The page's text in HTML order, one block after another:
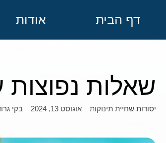
דף הבית אודות
שאלות נפוצות
יסודות שחיית תינוקות אוגוסט 13, 2024 בקי